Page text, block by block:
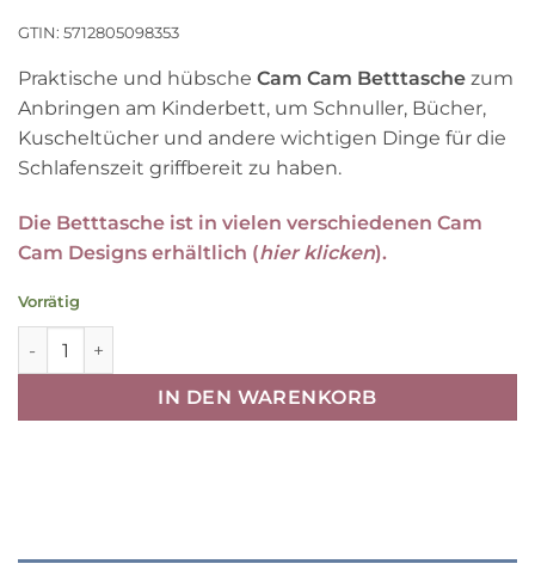
GTIN: 5712805098353
Praktische und hübsche Cam Cam Betttasche zum
Anbringen am Kinderbett, um Schnuller, Bücher,
Kuscheltücher und andere wichtigen Dinge für die
Schlafenszeit griffbereit zu haben.
Die Betttasche ist in vielen verschiedenen Cam
Cam Designs erhältlich (hier klicken).
Vorrätig
Cam Cam Betttasche „Classic Stripes Blue“, OCS,
IN DEN WARENKORB